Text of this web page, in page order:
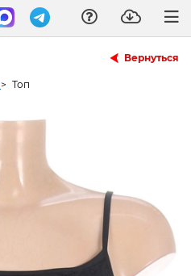
Вернуться
> Топ